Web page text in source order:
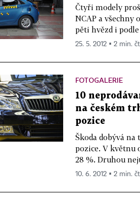
Čtyři modely
NCAP a všechny
pěti hvězd i
25. 5. 2012 ▪ 2 min.
FOTOGALERIE
10
na českém
pozice
Škoda dobývá
pozice. V květnu
28 %. Druhou
10. 6. 2012 ▪ 2 min.